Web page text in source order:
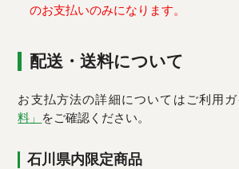
のお支払いのみになります。
配送・送料について
お支払方法の詳細についてはご利用
料」 をご確認ください。
石川県内限定商品